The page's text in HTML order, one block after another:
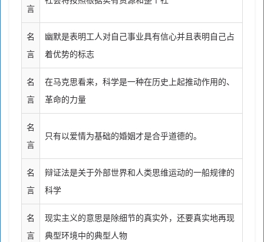
言
名
言
幽默是表明工人对自己事业具有信心并且表明自己占
着优势的标志
名
言
在马克思看来，科学是一种在历史上起推动作用的、
革命的力量
名
言
只有以爱情为基础的婚姻才是合乎道德的。
名
言
辩证法是关于外部世界和人类思维运动的一船规律的
科学
名
言
现实主义的意思是除细节的真实外，还要真实地再现
典型环境中的典型人物